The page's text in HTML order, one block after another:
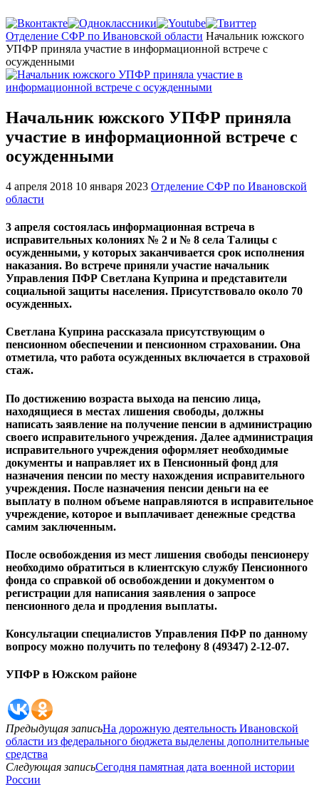
Главная
Отделение СФР по Ивановской области Начальник южского
УПФР приняла участие в информационной встрече с
осужденными
Начальник южского УПФР приняла
участие в информационной встрече с
осужденными
4 апреля 2018 10 января 2023 Отделение СФР по Ивановской
области
3 апреля состоялась информационная встреча в
исправительных колониях № 2 и № 8 села Талицы с
осужденными, у которых заканчивается срок исполнения
наказания. Во встрече приняли участие начальник
Управления ПФР Светлана Куприна и представители
социальной защиты населения. Присутствовало около 70
осужденных.
Светлана Куприна рассказала присутствующим о
пенсионном обеспечении и пенсионном страховании. Она
отметила, что работа осужденных включается в страховой
стаж.
По достижению возраста выхода на пенсию лица,
находящиеся в местах лишения свободы, должны
написать заявление на получение пенсии в администрацию
своего исправительного учреждения. Далее администрация
исправительного учреждения оформляет необходимые
документы и направляет их в Пенсионный фонд для
назначения пенсии по месту нахождения исправительного
учреждения. После назначения пенсии деньги на ее
выплату в полном объеме направляются в исправительное
учреждение, которое и выплачивает денежные средства
самим заключенным.
После освобождения из мест лишения свободы пенсионеру
необходимо обратиться в клиентскую службу Пенсионного
фонда со справкой об освобождении и документом о
регистрации для написания заявления о запросе
пенсионного дела и продления выплаты.
Консультации специалистов Управления ПФР по данному
вопросу можно получить по телефону 8 (49347) 2-12-07.
УПФР в Южском районе
Предыдущая записьНа дорожную деятельность Ивановской
области из федерального бюджета выделены дополнительные
средства
Следующая записьСегодня памятная дата военной истории
России